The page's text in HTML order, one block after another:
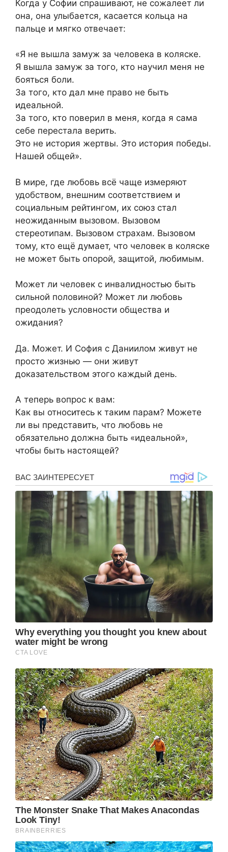
Когда у Софии спрашивают, не сожалеет ли
она, она улыбается, касается кольца на
пальце и мягко отвечает:
«Я не вышла замуж за человека в коляске.
Я вышла замуж за того, кто научил меня не
бояться боли.
За того, кто дал мне право не быть
идеальной.
За того, кто поверил в меня, когда я сама
себе перестала верить.
Это не история жертвы. Это история победы.
Нашей общей».
В мире, где любовь всё чаще измеряют
удобством, внешним соответствием и
социальным рейтингом, их союз стал
неожиданным вызовом. Вызовом
стереотипам. Вызовом страхам. Вызовом
тому, кто ещё думает, что человек в коляске
не может быть опорой, защитой, любимым.
Может ли человек с инвалидностью быть
сильной половиной? Может ли любовь
преодолеть условности общества и
ожидания?
Да. Может. И София с Даниилом живут не
просто жизнью — они живут
доказательством этого каждый день.
А теперь вопрос к вам:
Как вы относитесь к таким парам? Можете
ли вы представить, что любовь не
обязательно должна быть «идеальной»,
чтобы быть настоящей?